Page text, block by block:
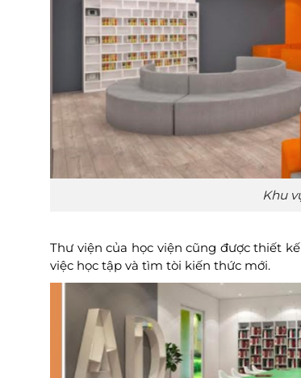
Khu
Thư viện của học viện cũng được thiết
việc học tập và tìm tòi kiến thức mới.